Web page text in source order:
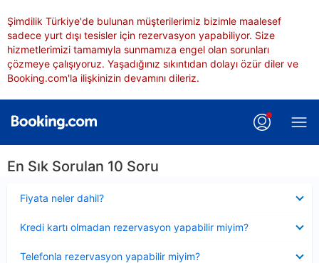
Şimdilik Türkiye'de bulunan müşterilerimiz bizimle maalesef
sadece yurt dışı tesisler için rezervasyon yapabiliyor. Size
hizmetlerimizi tamamıyla sunmamıza engel olan sorunları
çözmeye çalışıyoruz. Yaşadığınız sıkıntıdan dolayı özür diler ve
Booking.com'la ilişkinizin devamını dileriz.
En Sık Sorulan 10 Soru
Fiyata neler dahil?
Kredi kartı olmadan rezervasyon yapabilir miyim?
Telefonla rezervasyon yapabilir miyim?